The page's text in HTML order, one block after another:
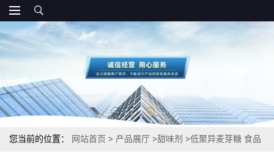
您当前的位置： 网站首页 > 产品展厅 >甜味剂 >低聚异麦芽糖 食品